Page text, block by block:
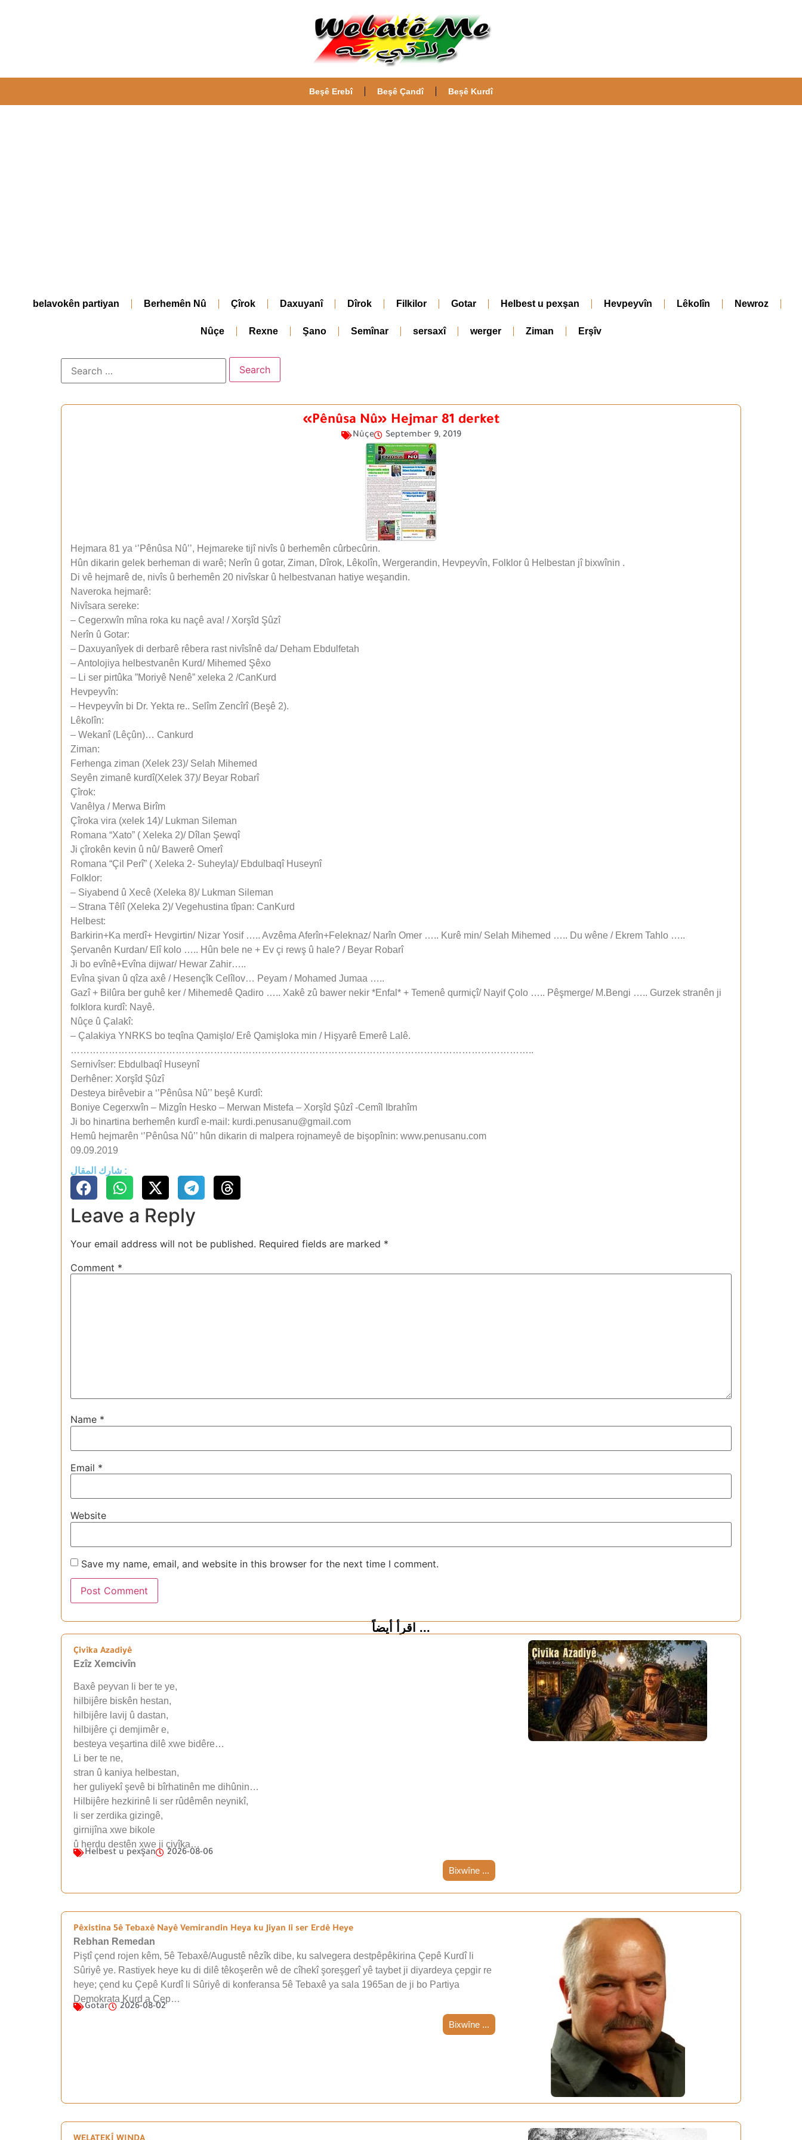
Beşê Erebî Beşê Çandî Beșê Kurdî
belavokên partiyan Berhemên Nû Çîrok Daxuyanî Dîrok Filkilor Gotar Helbest u pexşan Hevpeyvîn Lêkolîn Newroz
Nûçe Rexne Şano Semînar sersaxî werger Ziman Erşîv
«Pênûsa Nû» Hejmar 81 derket
Nûçe September 9, 2019
Hejmara 81 ya ‘’Pênûsa Nû’’, Hejmareke tijî nivîs û berhemên cûrbecûrin.
Hûn dikarin gelek berheman di warê; Nerîn û gotar, Ziman, Dîrok, Lêkolîn, Wergerandin, Hevpeyvîn, Folklor û Helbestan jî bixwînin .
Di vê hejmarê de, nivîs û berhemên 20 nivîskar û helbestvanan hatiye weşandin.
Naveroka hejmarê:
Nivîsara sereke:
– Cegerxwîn mîna roka ku naçê ava! / Xorşîd Şûzî
Nerîn û Gotar:
– Daxuyanîyek di derbarê rêbera rast nivîsînê da/ Deham Ebdulfetah
– Antolojiya helbestvanên Kurd/ Mihemed Şêxo
– Li ser pirtûka ”Moriyê Nenê” xeleka 2 /CanKurd
Hevpeyvîn:
– Hevpeyvîn bi Dr. Yekta re.. Selîm Zencîrî (Beşê 2).
Lêkolîn:
– Wekanî (Lêçûn)… Cankurd
Ziman:
Ferhenga ziman (Xelek 23)/ Selah Mihemed
Seyên zimanê kurdî(Xelek 37)/ Beyar Robarî
Çîrok:
Vanêlya / Merwa Birîm
Çîroka vira (xelek 14)/ Lukman Sileman
Romana “Xato” ( Xeleka 2)/ Dîlan Şewqî
Ji çîrokên kevin û nû/ Bawerê Omerî
Romana “Çil Perî” ( Xeleka 2- Suheyla)/ Ebdulbaqî Huseynî
Folklor:
– Siyabend û Xecê (Xeleka 8)/ Lukman Sileman
– Strana Têlî (Xeleka 2)/ Vegehustina tîpan: CanKurd
Helbest:
Barkirin+Ka merdî+ Hevgirtin/ Nizar Yosif ….. Avzêma Aferîn+Feleknaz/ Narîn Omer ….. Kurê min/ Selah Mihemed ….. Du wêne / Ekrem Tahlo …..
Şervanên Kurdan/ Elî kolo ….. Hûn bele ne + Ev çi rewş û hale? / Beyar Robarî
Ji bo evînê+Evîna dijwar/ Hewar Zahir…..
Evîna şivan û qîza axê / Hesençîk Celîlov… Peyam / Mohamed Jumaa …..
Gazî + Bilûra ber guhê ker / Mihemedê Qadiro ….. Xakê zû bawer nekir *Enfal* + Temenê qurmiçî/ Nayif Çolo ….. Pêşmerge/ M.Bengi ….. Gurzek stranên ji
folklora kurdî: Nayê.
Nûçe û Çalakî:
– Çalakiya YNRKS bo teqîna Qamişlo/ Erê Qamişloka min / Hişyarê Emerê Lalê.
………………………………………………………………………………………………………………………………..
Sernivîser: Ebdulbaqî Huseynî
Derhêner: Xorşîd Şûzî
Desteya birêvebir a ‘’Pênûsa Nû’’ beşê Kurdî:
Boniye Cegerxwîn – Mizgîn Hesko – Merwan Mistefa – Xorşîd Şûzî -Cemîl Ibrahîm
Ji bo hinartina berhemên kurdî e-mail: kurdi.penusanu@gmail.com
Hemû hejmarên ‘’Pênûsa Nû’’ hûn dikarin di malpera rojnameyê de bişopînin: www.penusanu.com
09.09.2019
شارك المقال :
Leave a Reply
Your email address will not be published. Required fields are marked *
Comment *
Name *
Email *
Website
Save my name, email, and website in this browser for the next time I comment.
اقرأ أيضاً ...
Çivîka Azadiyê
Ezîz Xemcivîn
Baxê peyvan li ber te ye,
hilbijêre biskên hestan,
hilbijêre lavij û dastan,
hilbijêre çi demjimêr e,
besteya veşartina dilê xwe bidêre…
Li ber te ne,
stran û kaniya helbestan,
her guliyekî şevê bi bîrhatinên me dihûnin…
Hilbijêre hezkirinê li ser rûdêmên neynikî,
li ser zerdika gizingê,
girnijîna xwe bikole
û herdu destên xwe ji çivîka…
Helbest u pexşan 2026-08-06
Bixwîne ...
Pêxistina 5ê Tebaxê Nayê Vemirandin Heya ku Jiyan li ser Erdê Heye
Rebhan Remedan
Piştî çend rojen kêm, 5ê Tebaxê/Augustê nêzîk dibe, ku salvegera destpêpêkirina Çepê Kurdî li
Sûriyê ye. Rastiyek heye ku di dilê têkoşerên wê de cîhekî şoreşgerî yê taybet ji diyardeya çepgir re
heye; çend ku Çepê Kurdî li Sûriyê di konferansa 5ê Tebaxê ya sala 1965an de ji bo Partiya
Demokrata Kurd a Çep…
Gotar 2026-08-02
Bixwîne ...